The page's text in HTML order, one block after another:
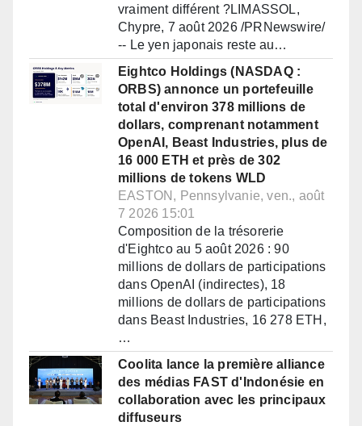
vraiment différent ?LIMASSOL,
Chypre, 7 août 2026 /PRNewswire/
-- Le yen japonais reste au…
Eightco Holdings (NASDAQ :
ORBS) annonce un portefeuille
total d'environ 378 millions de
dollars, comprenant notamment
OpenAI, Beast Industries, plus de
16 000 ETH et près de 302
millions de tokens WLD
EASTON, Pennsylvanie, ven., août
7 2026 15:01
Composition de la trésorerie
d'Eightco au 5 août 2026 : 90
millions de dollars de participations
dans OpenAI (indirectes), 18
millions de dollars de participations
dans Beast Industries, 16 278 ETH,
…
Coolita lance la première alliance
des médias FAST d'Indonésie en
collaboration avec les principaux
diffuseurs